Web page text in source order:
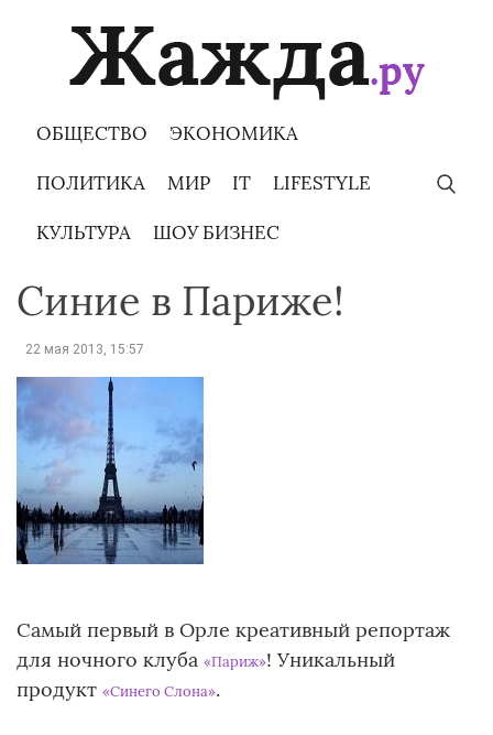
ОБЩЕСТВО ЭКОНОМИКА
ПОЛИТИКА МИР IT LIFESTYLE
КУЛЬТУРА ШОУ БИЗНЕС
Синие в Париже!
22 мая 2013, 15:57
Самый первый в Орле креативный репортаж
для ночного клуба «Париж»! Уникальный
продукт «Синего Слона».